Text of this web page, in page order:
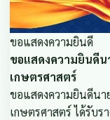
ขอแสดงความยินดี
ขอแสดงความยินดี
เกษตรศาสตร์
ขอแสดงความยินดีน
เกษตรศาสตร์ ได้รับ